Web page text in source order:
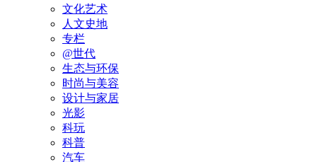
文化艺术
人文史地
专栏
@世代
生态与环保
时尚与美容
设计与家居
光影
科玩
科普
汽车